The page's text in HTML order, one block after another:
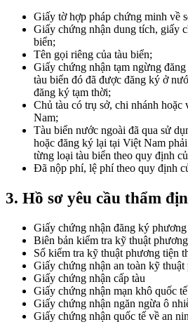
Giấy tờ hợp pháp chứng minh về
Giấy chứng nhận dung tích, giấy
biển;
Tên gọi riêng của tàu biển;
Giấy chứng nhận tạm ngừng
tàu biển đó đã được đăng ký ở
đăng ký tạm thời;
Chủ tàu có trụ sở, chi nhánh
Nam;
Tàu biển nước ngoài đã qua sử
hoặc đăng ký lại tại Việt Nam
từng loại tàu biển theo quy định
Đã nộp phí, lệ phí theo quy định
3. Hồ sơ yêu cầu thẩm
Giấy chứng nhận đăng ký
Biên bản kiểm tra kỹ thuật
Sổ kiểm tra kỹ thuật phương tiện
Giấy chứng nhận an toàn kỹ
Giấy chứng nhận cấp tàu
Giấy chứng nhận mạn khô quốc tế
Giấy chứng nhận ngăn ngừa ô
Giấy chứng nhận quốc tế về an